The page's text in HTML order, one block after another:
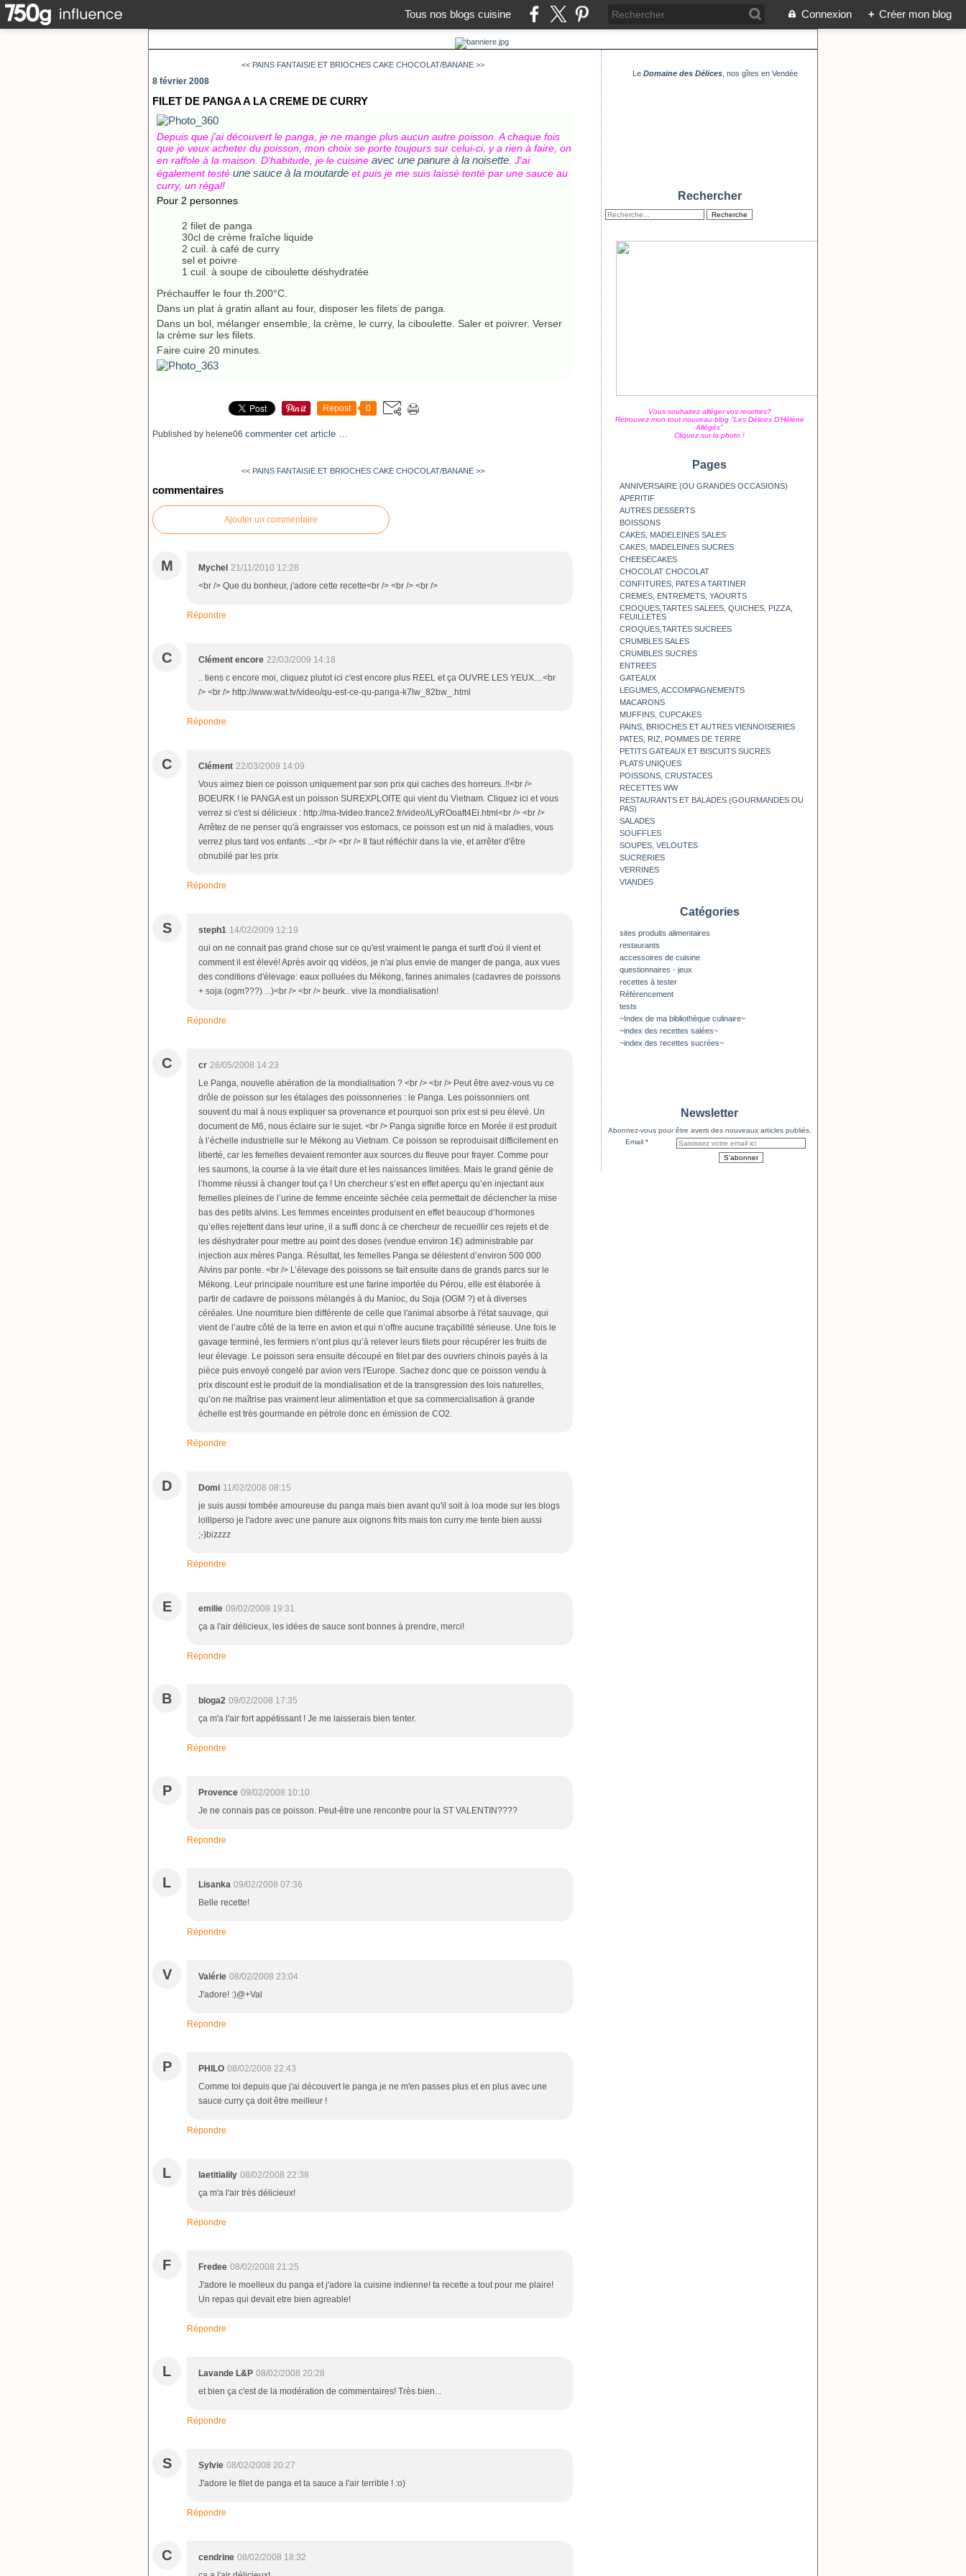
Tous nos blogs cuisine Connexion + Créer mon blog
<< PAINS FANTAISIE ET BRIOCHES CAKE CHOCOLAT/BANANE >>
8 février 2008
FILET DE PANGA A LA CREME DE CURRY
Depuis que j'ai découvert le panga, je ne mange plus aucun autre poisson. A chaque fois
que je veux acheter du poisson, mon choix se porte toujours sur celui-ci, y a rien à faire, on
en raffole à la maison. D'habitude, je le cuisine avec une panure à la noisette . J'ai
également testé une sauce à la moutarde et puis je me suis laissé tenté par une sauce au
curry, un régal!
Pour 2 personnes
2 filet de panga
30cl de crème fraîche liquide
2 cuil. à café de curry
sel et poivre
1 cuil. à soupe de ciboulette déshydratée
Préchauffer le four th.200°C.
Dans un plat à gratin allant au four, disposer les filets de panga.
Dans un bol, mélanger ensemble, la crème, le curry, la ciboulette. Saler et poivrer. Verser
la crème sur les filets.
Faire cuire 20 minutes.
Repost 0
Published by helene06 commenter cet article …
<< PAINS FANTAISIE ET BRIOCHES CAKE CHOCOLAT/BANANE >>
commentaires
Ajouter un commentaire
M Mychel 21/11/2010 12:28
<br /> Que du bonheur, j'adore cette recette<br /> <br /> <br />
Répondre
C Clément encore 22/03/2009 14:18
.. tiens c encore moi, cliquez plutot ici c'est encore plus REEL et ça OUVRE LES YEUX....<br
/> <br /> http://www.wat.tv/video/qu-est-ce-qu-panga-k7lw_82bw_.html
Répondre
C Clément 22/03/2009 14:09
Vous aimez bien ce poisson uniquement par son prix qui caches des horreurs..!!<br />
BOEURK ! le PANGA est un poisson SUREXPLOITE qui vient du Vietnam. Cliquez ici et vous
verrez si c'est si délicieux : http://ma-tvideo.france2.fr/video/iLyROoaft4Ei.html<br /> <br />
Arrêtez de ne penser qu'à engraisser vos estomacs, ce poisson est un nid à maladies, vous
verrez plus tard vos enfants ...<br /> <br /> Il faut réfléchir dans la vie, et arrêter d'être
obnubilé par les prix
Répondre
S steph1 14/02/2009 12:19
oui on ne connait pas grand chose sur ce qu'est vraiment le panga et surtt d'où il vient et
comment il est élevé! Après avoir qq vidéos, je n'ai plus envie de manger de panga, aux vues
des conditions d'élevage: eaux polluées du Mékong, farines animales (cadavres de poissons
+ soja (ogm???) ...)<br /> <br /> beurk.. vive la mondialisation!
Répondre
C cr 26/05/2008 14:23
Le Panga, nouvelle abération de la mondialisation ? <br /> <br /> Peut être avez-vous vu ce
drôle de poisson sur les étalages des poissonneries : le Panga. Les poissonniers ont
souvent du mal à nous expliquer sa provenance et pourquoi son prix est si peu élevé. Un
document de M6, nous éclaire sur le sujet. <br /> Panga signifie force en Morée il est produit
à l’échelle industrielle sur le Mékong au Vietnam. Ce poisson se reproduisait difficilement en
liberté, car les femelles devaient remonter aux sources du fleuve pour frayer. Comme pour
les saumons, la course à la vie était dure et les naissances limitées. Mais le grand génie de
l’homme réussi à changer tout ça ! Un chercheur s’est en effet aperçu qu’en injectant aux
femelles pleines de l’urine de femme enceinte séchée cela permettait de déclencher la mise
bas des petits alvins. Les femmes enceintes produisent en effet beaucoup d’hormones
qu’elles rejettent dans leur urine, il a suffi donc à ce chercheur de recueillir ces rejets et de
les déshydrater pour mettre au point des doses (vendue environ 1€) administrable par
injection aux mères Panga. Résultat, les femelles Panga se délestent d’environ 500 000
Alvins par ponte. <br /> L’élevage des poissons se fait ensuite dans de grands parcs sur le
Mékong. Leur principale nourriture est une farine importée du Pérou, elle est élaborée à
partir de cadavre de poissons mélangés à du Manioc, du Soja (OGM ?) et à diverses
céréales. Une nourriture bien différente de celle que l'animal absorbe à l'état sauvage, qui
vient de l’autre côté de la terre en avion et qui n’offre aucune traçabilité sérieuse. Une fois le
gavage terminé, les fermiers n’ont plus qu’à relever leurs filets pour récupérer les fruits de
leur élevage. Le poisson sera ensuite découpé en filet par des ouvriers chinois payés à la
pièce puis envoyé congelé par avion vers l'Europe. Sachez donc que ce poisson vendu à
prix discount est le produit de la mondialisation et de la transgression des lois naturelles,
qu’on ne maîtrise pas vraiment leur alimentation et que sa commercialisation à grande
échelle est très gourmande en pétrole donc en émission de CO2.
Répondre
D Domi 11/02/2008 08:15
je suis aussi tombée amoureuse du panga mais bien avant qu'il soit à loa mode sur les blogs
lolllperso je l'adore avec une panure aux oignons frits mais ton curry me tente bien aussi
;-)bizzzz
Répondre
E emilie 09/02/2008 19:31
ça a l'air délicieux, les idées de sauce sont bonnes à prendre, merci!
Répondre
B bloga2 09/02/2008 17:35
ça m'a l'air fort appétissant ! Je me laisserais bien tenter.
Répondre
P Provence 09/02/2008 10:10
Je ne connais pas ce poisson. Peut-être une rencontre pour la ST VALENTIN????
Répondre
L Lisanka 09/02/2008 07:36
Belle recette!
Répondre
V Valérie 08/02/2008 23:04
J'adore! :)@+Val
Répondre
P PHILO 08/02/2008 22:43
Comme toi depuis que j'ai découvert le panga je ne m'en passes plus et en plus avec une
sauce curry ça doit être meilleur !
Répondre
L laetitialily 08/02/2008 22:38
ça m'a l'air très délicieux!
Répondre
F Fredee 08/02/2008 21:25
J'adore le moelleux du panga et j'adore la cuisine indienne! ta recette a tout pour me plaire!
Un repas qui devait etre bien agreable!
Répondre
L Lavande L&P 08/02/2008 20:28
et bien ça c'est de la modération de commentaires! Très bien...
Répondre
S Sylvie 08/02/2008 20:27
J'adore le filet de panga et ta sauce a l'air terrible ! :o)
Répondre
C cendrine 08/02/2008 18:32
Le Domaine des Délices, nos gîtes en Vendée
Rechercher
Vous souhaitez alléger vos recettes?
Retrouvez mon tout nouveau blog "Les Délices D'Hélène
Allégés"
Cliquez sur la photo !
Pages
ANNIVERSAIRE (OU GRANDES OCCASIONS)
APERITIF
AUTRES DESSERTS
BOISSONS
CAKES, MADELEINES SALES
CAKES, MADELEINES SUCRES
CHEESECAKES
CHOCOLAT CHOCOLAT
CONFITURES, PATES A TARTINER
CREMES, ENTREMETS, YAOURTS
CROQUES,TARTES SALEES, QUICHES, PIZZA,
FEUILLETES
CROQUES,TARTES SUCREES
CRUMBLES SALES
CRUMBLES SUCRES
ENTREES
GATEAUX
LEGUMES, ACCOMPAGNEMENTS
MACARONS
MUFFINS, CUPCAKES
PAINS, BRIOCHES ET AUTRES VIENNOISERIES
PATES, RIZ, POMMES DE TERRE
PETITS GATEAUX ET BISCUITS SUCRES
PLATS UNIQUES
POISSONS, CRUSTACES
RECETTES WW
RESTAURANTS ET BALADES (GOURMANDES OU
PAS)
SALADES
SOUFFLES
SOUPES, VELOUTES
SUCRERIES
VERRINES
VIANDES
Catégories
sites produits alimentaires
restaurants
accessoires de cuisine
questionnaires - jeux
recettes à tester
Référencement
tests
~Index de ma bibliothèque culinaire~
~index des recettes salées~
~index des recettes sucrées~
Newsletter
Abonnez-vous pour être averti des nouveaux articles publiés.
Email